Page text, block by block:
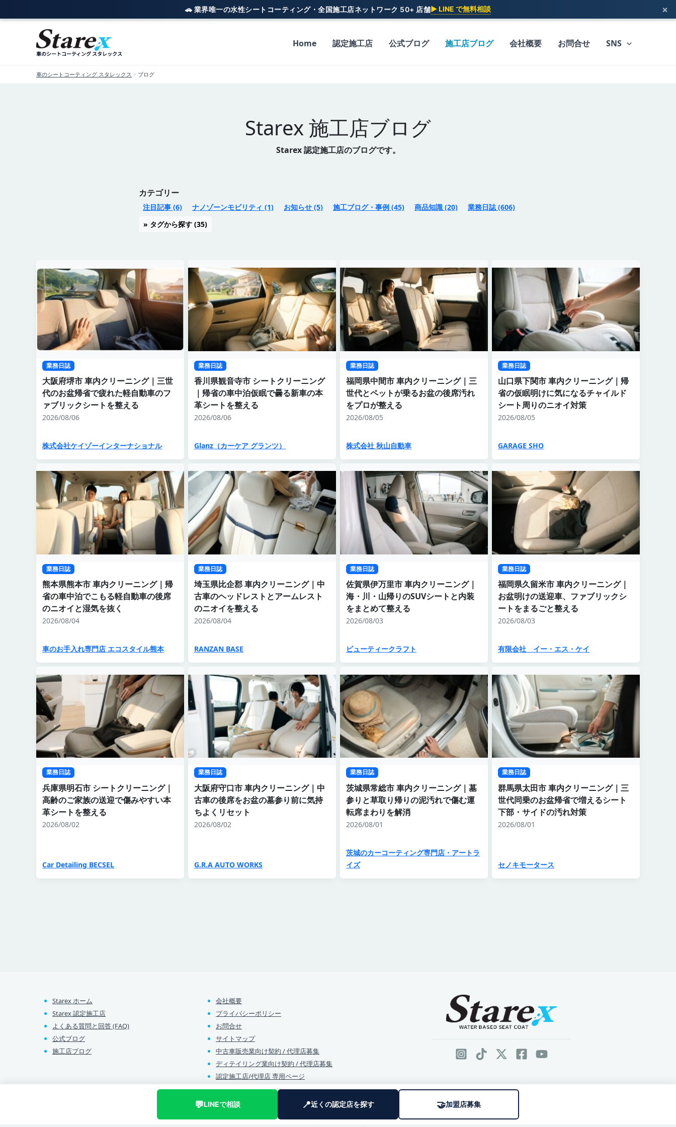
🚗 業界唯一の水性シートコーティング・全国施工店ネットワーク 50+ 店舗▶ LINE で無料相談 ×
車のシートコーティング スタレックス
Home 認定施工店 公式ブログ 施工店ブログ 会社概要 お問合せ SNS
車のシートコーティング スタレックス > ブログ
Starex 施工店ブログ
Starex 認定施工店のブログです。
カテゴリー
注目記事 (6) ナノゾーンモビリティ (1) お知らせ (5) 施工ブログ・事例 (45) 商品知識 (20) 業務日誌(606)
» タグから探す (35)
業務日誌
大阪府堺市 車内クリーニング｜三世
代のお盆帰省で疲れた軽自動車のフ
ァブリックシートを整える
2026/08/06
株式会社ケイゾーインターナショナル
業務日誌
香川県観音寺市 シートクリーニング
｜帰省の車中泊仮眠で曇る新車の本
革シートを整える
2026/08/06
Glanz（カーケア グランツ）
業務日誌
福岡県中間市 車内クリーニング｜三
世代とペットが乗るお盆の後席汚れ
をプロが整える
2026/08/05
株式会社 秋山自動車
業務日誌
山口県下関市 車内クリーニング｜帰
省の仮眠明けに気になるチャイルド
シート周りのニオイ対策
2026/08/05
GARAGE SHO
業務日誌
熊本県熊本市 車内クリーニング｜帰
省の車中泊でこもる軽自動車の後席
のニオイと湿気を抜く
2026/08/04
車のお手入れ専門店 エコスタイル熊本
業務日誌
埼玉県比企郡 車内クリーニング｜中
古車のヘッドレストとアームレスト
のニオイを整える
2026/08/04
RANZAN BASE
業務日誌
佐賀県伊万里市 車内クリーニング｜
海・川・山帰りのSUVシートと内装
をまとめて整える
2026/08/03
ビューティークラフト
業務日誌
福岡県久留米市 車内クリーニング｜
お盆明けの送迎車、ファブリックシ
ートをまるごと整える
2026/08/03
有限会社 イー・エス・ケイ
業務日誌
兵庫県明石市 シートクリーニング｜
高齢のご家族の送迎で傷みやすい本
革シートを整える
2026/08/02
Car Detailing BECSEL
業務日誌
大阪府守口市 車内クリーニング｜中
古車の後席をお盆の墓参り前に気持
ちよくリセット
2026/08/02
G.R.A AUTO WORKS
業務日誌
茨城県常総市 車内クリーニング｜墓
参りと草取り帰りの泥汚れで傷む運
転席まわりを解消
2026/08/01
茨城のカーコーティング専門店・アートラ
イズ
業務日誌
群馬県太田市 車内クリーニング｜三
世代同乗のお盆帰省で増えるシート
下部・サイドの汚れ対策
2026/08/01
セノキモータース
Starex ホーム
Starex 認定施工店
よくある質問と回答 (FAQ)
公式ブログ
施工店ブログ
会社概要
プライバシーポリシー
お問合せ
サイトマップ
中古車販売業向け契約 / 代理店募集
ディテイリング業向け契約 / 代理店募集
認定施工店/代理店 専用ページ
💬LINEで相談 📍近くの認定店を探す 🤝加盟店募集